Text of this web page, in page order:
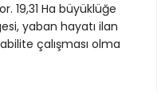
19,31 Ha büyüklüğe
yaban hayatı ilan
çalışması olma